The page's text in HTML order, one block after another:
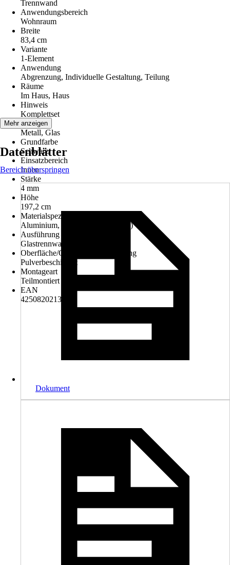
Trennwand
Anwendungsbereich
Wohnraum
Breite
83,4 cm
Variante
1-Element
Anwendung
Abgrenzung, Individuelle Gestaltung, Teilung
Räume
Im Haus, Haus
Hinweis
Komplettset
Material
Metall, Glas
Grundfarbe
Schwarz
Einsatzbereich
Innen
Stärke
4 mm
Höhe
197,2 cm
Materialspezifizierung
Aluminium, Sicherheitsglas (ESG)
Ausführung
Glastrennwand
Oberfläche/Oberflächenbehandlung
Pulverbeschichtet
Montageart
Teilmontiert
EAN
4250820213234
Mehr anzeigen
Datenblätter
Bereich überspringen
Dokument